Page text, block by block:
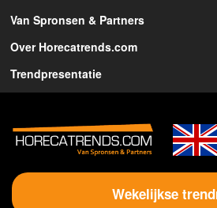
Van Spronsen & Partners
Over Horecatrends.com
Trendpresentatie
Wekelijkse